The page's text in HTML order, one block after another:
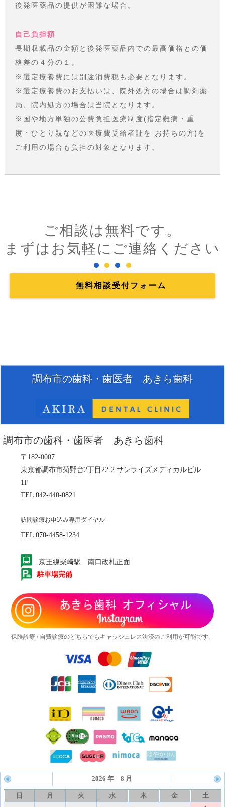
後発医薬品の提供が困難な場合。
自己負担額
長期収載品の金額と後発医薬品内での最高価格との価
格差の４分の１。
※選定療養費には別途消費税も必要となります。
※選定療養費のお支払いは、院外処方の場合は調剤薬
局、院内処方の場合は当院となります。
※国や地方単独の公費負担医療制度(指定難病・重
度・ひとり親などの医療費受給者証を お持ちの方)を
ご利用の場合も負担の対象となります。
ご相談は無料です。
まずはお気軽にご連絡ください
無料相談受付フォーム
調布市の歯科・歯医者 あきら歯科
調布市の歯科・歯医者 あきら歯科
〒182-0007
東京都調布市菊野台2丁目22-2 サンライズメディカルビル
1F
TEL 042-440-0821
訪問診療お申込み専用ダイヤル
TEL 070-4458-1234
京王線柴崎駅 南口改札正面
駐車場完備
保険診療 / 自費診療のどちらでもキャッシュレス決済のご利用が可能です。
2026 年 8 月
日 月 火 水 木 金
土